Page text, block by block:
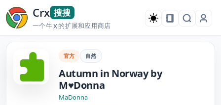
Crx 搜搜
一个牛X的扩展和应用商店
官方 自然
Autumn in Norway by
M♥Donna
MaDonna